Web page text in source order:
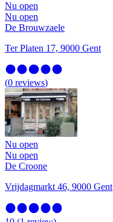
Nu open
Nu open
De Brouwzaele
Ter Platen 17, 9000 Gent
(0 reviews)
Nu open
Nu open
De Croone
Vrijdagmarkt 46, 9000 Gent